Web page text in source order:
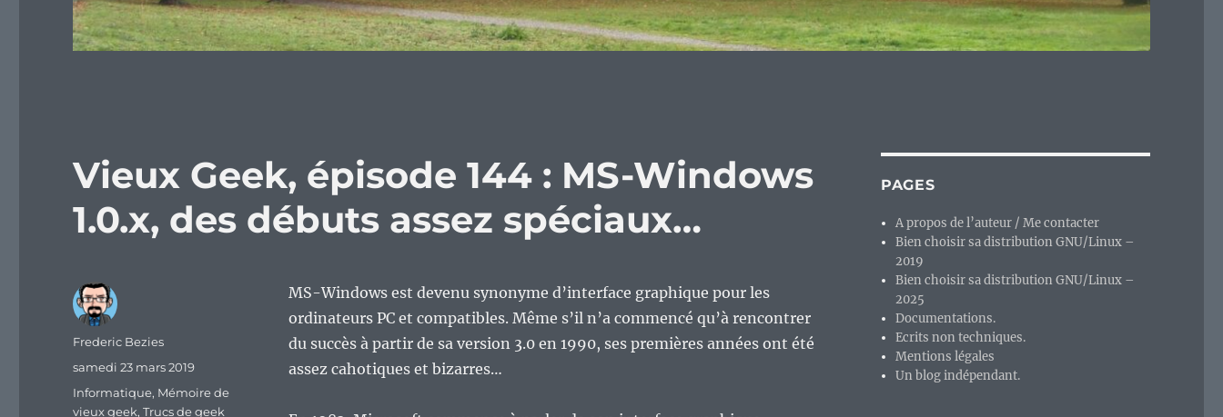
Vieux Geek, épisode 144 : MS-Windows
1.0.x, des débuts assez spéciaux…
MS-Windows est devenu synonyme d’interface graphique pour les
ordinateurs PC et compatibles. Même s’il n’a commencé qu’à rencontrer
du succès à partir de sa version 3.0 en 1990, ses premières années ont été
assez cahotiques et bizarres…
Auteur
Frederic Bezies
Publié
samedi 23 mars 2019
Catégories
Informatique, Mémoire de
vieux geek,Trucs de geek
PAGES
A propos de l’auteur / Me contacter
Bien choisir sa distribution GNU/Linux –
2019
Bien choisir sa distribution GNU/Linux –
2025
Documentations.
Ecrits non techniques.
Mentions légales
Un blog indépendant.